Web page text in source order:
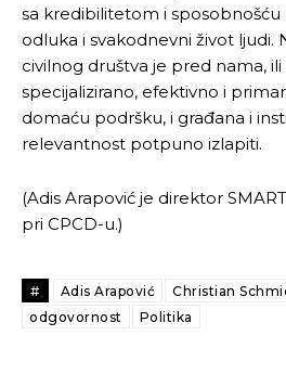
sa kredibilitetom i sposobnošću
odluka i svakodnevni život ljudi.
civilnog društva je pred nama,
specijalizirano, efektivno i
domaću podršku, i građana i
relevantnost potpuno izlapiti.
(Adis Arapović je direktor
pri CPCD-u.)
# Adis Arapović Christian
odgovornost
Politika